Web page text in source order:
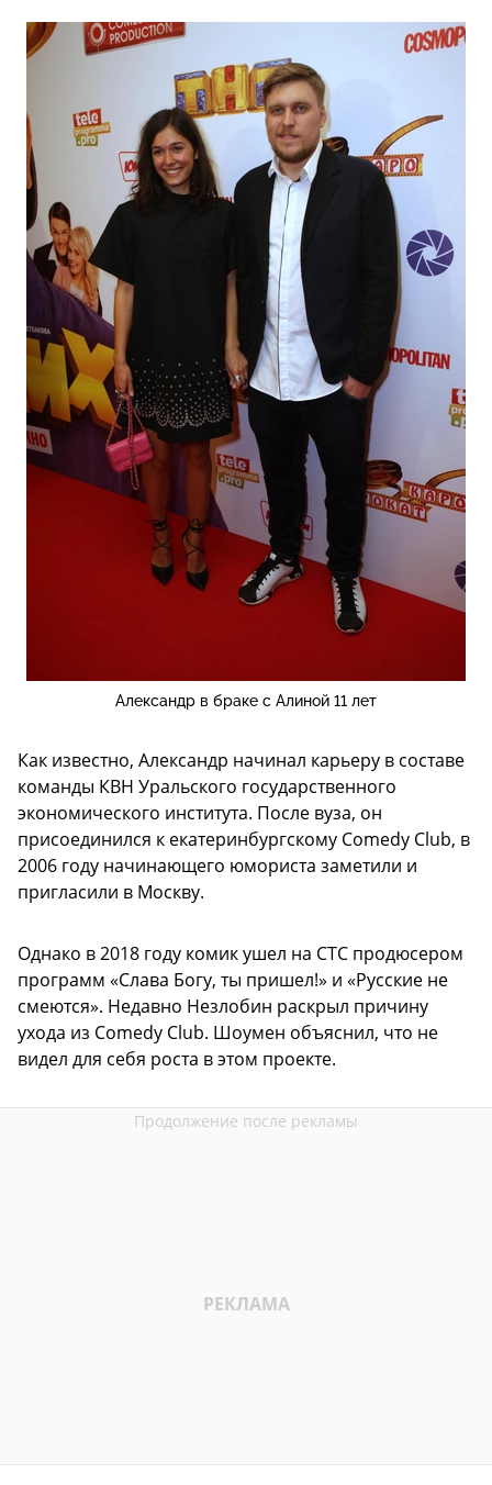
Александр в браке с Алиной 11 лет
Как известно, Александр начинал карьеру в составе
команды КВН Уральского государственного
экономического института. После вуза, он
присоединился к екатеринбургскому Comedy Club, в
2006 году начинающего юмориста заметили и
пригласили в Москву.
Однако в 2018 году комик ушел на СТС продюсером
программ «Слава Богу, ты пришел!» и «Русские не
смеются». Недавно Незлобин раскрыл причину
ухода из Comedy Club. Шоумен объяснил, что не
видел для себя роста в этом проекте.